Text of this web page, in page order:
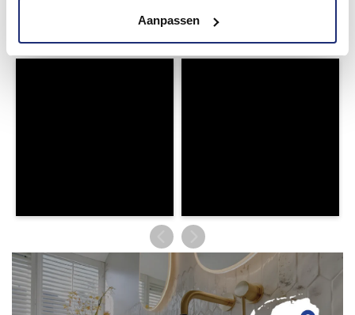
Aanpassen
badkamerstijlen. Doe je mee?